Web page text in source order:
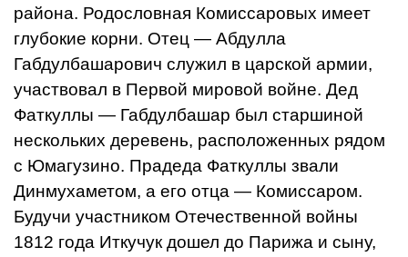
района. Родословная Комиссаровых имеет
глубокие корни. Отец — Аб­дулла
Габдулбашарович служил в царской армии,
участвовал в Первой мировой войне. Дед
Фаткуллы — Габдулбашар был старшиной
несколь­ких деревень, расположенных рядом
с Юмагузино. Прадеда Фаткуллы звали
Динмухаметом, а его отца — Ко­миссаром.
Будучи участником Оте­чественной войны
1812 года Иткучук дошел до Парижа и сыну,